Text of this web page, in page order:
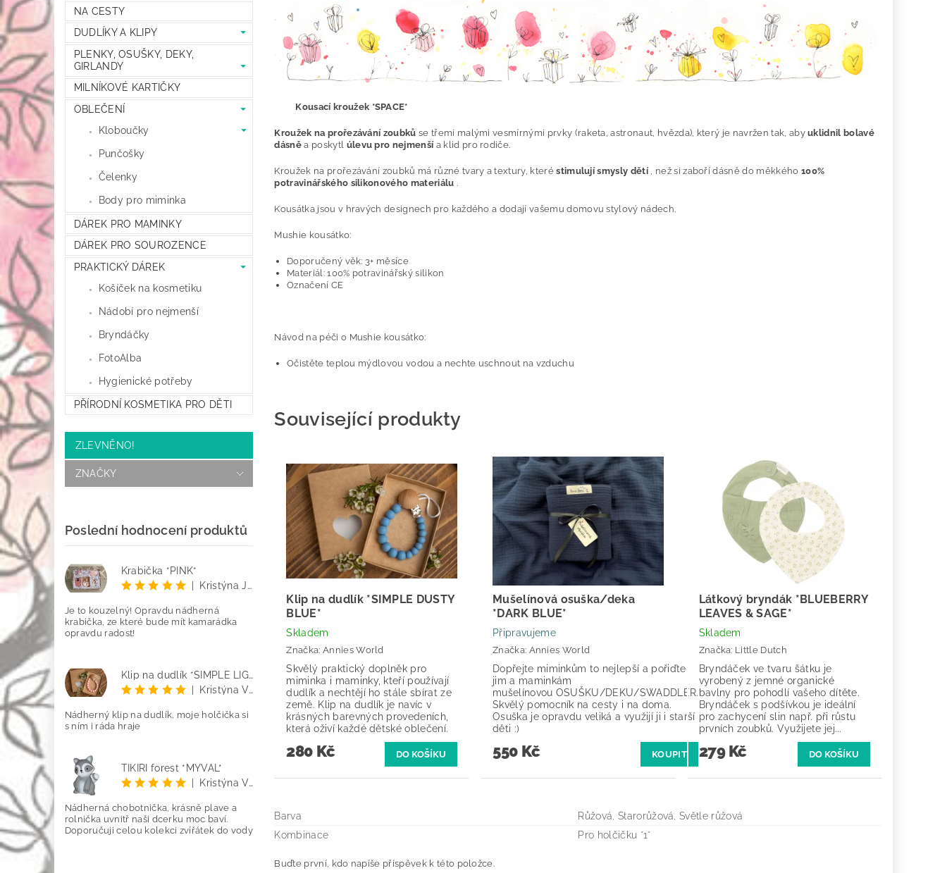
NA CESTY
DUDLÍKY A KLIPY
PLENKY, OSUŠKY, DEKY,
GIRLANDY
MILNÍKOVÉ KARTIČKY
OBLEČENÍ
Kloboučky
Punčošky
Čelenky
Body pro miminka
DÁREK PRO MAMINKY
DÁREK PRO SOUROZENCE
PRAKTICKÝ DÁREK
Košíček na kosmetiku
Nádobí pro nejmenší
Bryndáčky
FotoAlba
Hygienické potřeby
PŘÍRODNÍ KOSMETIKA PRO DĚTI
ZLEVNĚNO!
ZNAČKY
Poslední hodnocení produktů
Krabička *PINK*
Kristýna Jenčo
Je to kouzelný! Opravdu nádherná
krabička, ze které bude mít kamarádka
opravdu radost!
Klip na dudlík *SIMPLE LIGHT PINK*
Kristýna Vetyšková
Nádherný klip na dudlík, moje holčička si
s ním i ráda hraje
TIKIRI forest *MÝVAL*
Kristýna Vetyšková
Nádherná chobotnička, krásně plave a
rolnička uvnitř naši dcerku moc baví.
Doporučuji celou kolekci zvířátek do vody
Kousací kroužek *SPACE*
Kroužek na prořezávání zoubků se třemi malými vesmírnými prvky (raketa, astronaut, hvězda), který je navržen tak, abyuklidnil bolavé
dásněa poskytl úlevu pro nejmenšía klid pro rodiče.
Kroužek na prořezávání zoubků má různé tvary a textury, kteréstimulují smysly dětí, než si zaboří dásně do měkkého 100%
potravinářského silikonového materiálu .
Kousátka jsou v hravých designech pro každého a dodají vašemu domovu stylový nádech.
Mushie kousátko:
Doporučený věk: 3+ měsíce
Materiál: 100% potravinářský silikon
Označení CE
Návod na péči o Mushie kousátko:
Očistěte teplou mýdlovou vodou a nechte uschnout na vzduchu
Související produkty
Klip na dudlík *SIMPLE DUSTY
BLUE*
Skladem
Značka: Annies World
Skvělý praktický doplněk pro
miminka i maminky, kteří používají
dudlík a nechtějí ho stále sbírat ze
země. Klip na dudlík je navíc v
krásných barevných provedeních,
která oživí každé dětské oblečení.
280 Kč
Mušelínová osuška/deka
*DARK BLUE*
Připravujeme
Značka: Annies World
Dopřejte miminkům to nejlepší a pořiďte
jim a maminkám
mušelínovou OSUŠKU/DEKU/SWADDLER.
Skvělý pomocník na cesty i na doma.
Osuška je opravdu veliká a využijí ji i starší
děti :)
550 Kč KOUPIT
Látkový bryndák *BLUEBERRY
LEAVES & SAGE*
Skladem
Značka: Little Dutch
Bryndáček ve tvaru šátku je
vyrobený z jemné organické
bavlny pro pohodlí vašeho dítěte.
Bryndáček s podšívkou je ideální
pro zachycení slin např. při růstu
prvních zoubků. Využijete jej...
279 Kč
Barva
Růžová, Starorůžová, Světle růžová
Kombinace
Pro holčičku *1*
Buďte první, kdo napíše příspěvek k této položce.